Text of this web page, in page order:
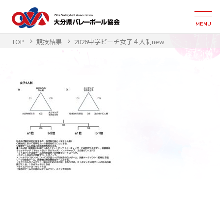
MENU
TOP 競技結果 2026中学ビーチ女子４人制new